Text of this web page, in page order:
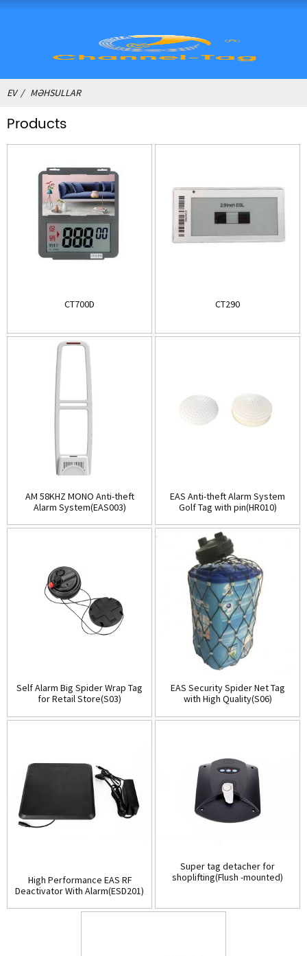
EV MƏHSULLAR
Products
CT700D CT290
AM 58KHZ MONO Anti-theft
Alarm System(EAS003)
EAS Anti-theft Alarm System
Golf Tag with pin(HR010)
Self Alarm Big Spider Wrap Tag
for Retail Store(S03)
EAS Security Spider Net Tag
with High Quality(S06)
High Performance EAS RF
Deactivator With Alarm(ESD201)
Super tag detacher for
shoplifting(Flush -mounted)